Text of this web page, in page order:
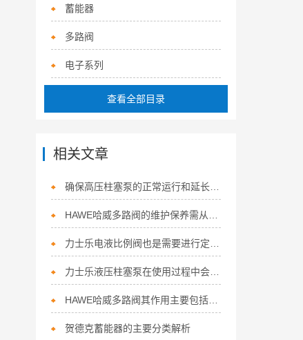
蓄能器
多路阀
电子系列
查看全部目录
相关文章
确保高压柱塞泵的正常运行和延长使用寿命，少不了以下几点！
力士乐液压柱塞泵在使用过程中会遇到怎样的问题呢？
HAWE哈威多路阀其作用主要包括以下几个方面
贺德克蓄能器的主要分类解析